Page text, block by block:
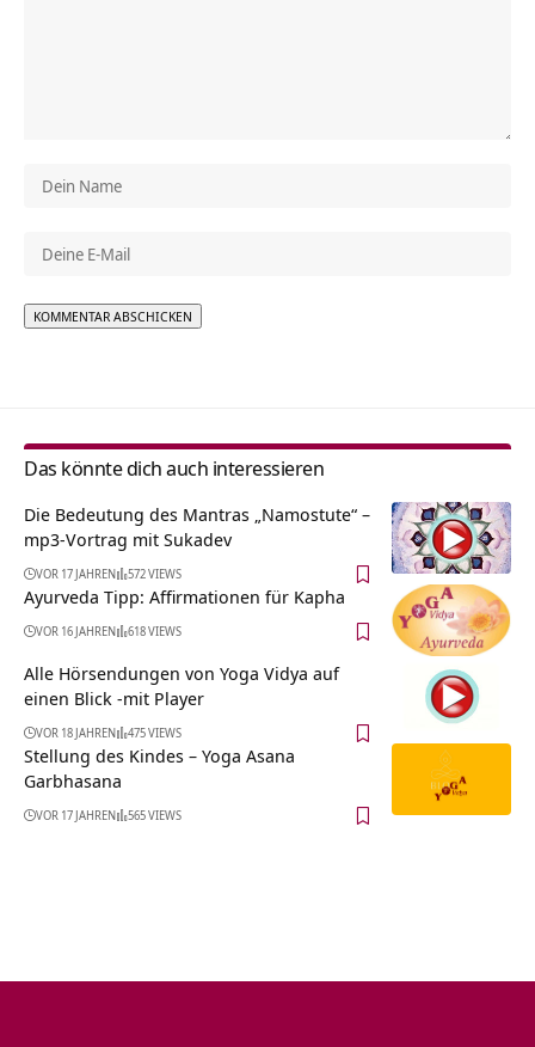
Das könnte dich auch interessieren
Die Bedeutung des Mantras „Namostute“ –
mp3-Vortrag mit Sukadev
VOR 17 JAHREN 572 VIEWS
Ayurveda Tipp: Affirmationen für Kapha
VOR 16 JAHREN 618 VIEWS
Alle Hörsendungen von Yoga Vidya auf
einen Blick -mit Player
VOR 18 JAHREN 475 VIEWS
Stellung des Kindes – Yoga Asana
Garbhasana
VOR 17 JAHREN 565 VIEWS